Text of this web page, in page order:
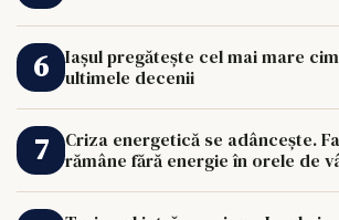
Iașul pregătește cel mai mare
ultimele decenii
Criza energetică se adâncește.
rămâne fără energie în orele de